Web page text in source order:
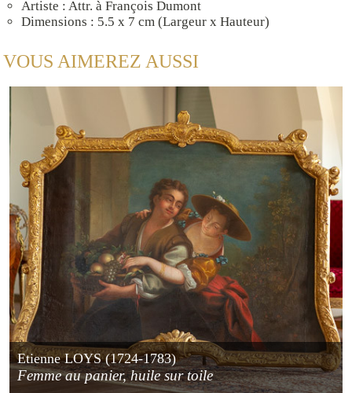
Artiste : Attr. à François Dumont
Dimensions : 5.5 x 7 cm (Largeur x Hauteur)
VOUS AIMEREZ AUSSI
Etienne LOYS (1724-1783)
Femme au panier, huile sur toile